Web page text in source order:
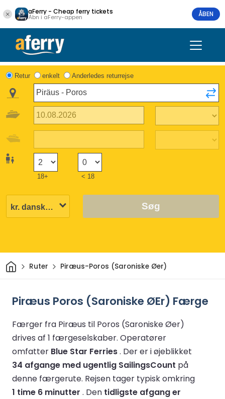
aFerry - Cheap ferry tickets
Åbn i aFerry-appen ÅBEN
Retur enkelt Anderledes returrejse
18+ < 18
Søg
HjemRuter Piræus-Poros (Saroniske Øer)
Piræus Poros (Saroniske ØEr) Færge
Færger fra Piræus til Poros (Saroniske Øer)
drives af 1 færgeselskaber. Operatører
omfatter Blue Star Ferries. Der er i øjeblikket
34 afgange med ugentlig SailingsCount på
denne færgerute. Rejsen tager typisk omkring
1 time 6 minutter . Den tidligste afgang er